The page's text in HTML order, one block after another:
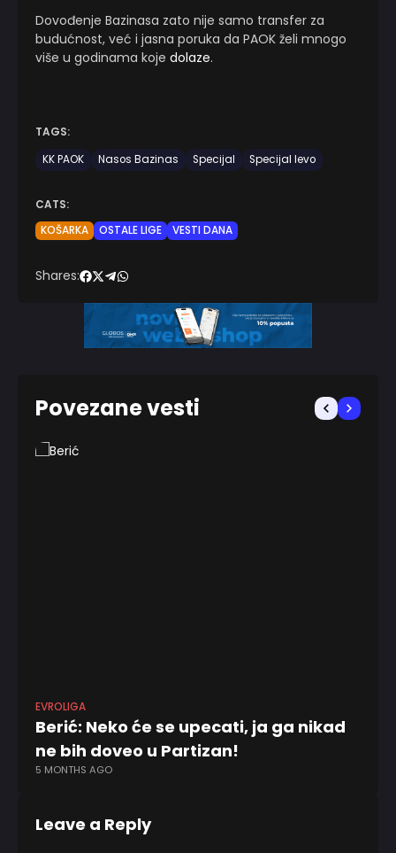
Dovođenje Bazinasa zato nije samo transfer za
budućnost, već i jasna poruka da PAOK želi mnogo
više u godinama koje dolaze.
TAGS:
KK PAOK
Nasos Bazinas Specijal Specijal levo
CATS:
KOŠARKA
OSTALE LIGE VESTI DANA
Shares:
Povezane vesti
EVROLIGA
Berić: Neko će se upecati, ja ga nikad
ne bih doveo u Partizan!
5 MONTHS AGO
Leave a Reply